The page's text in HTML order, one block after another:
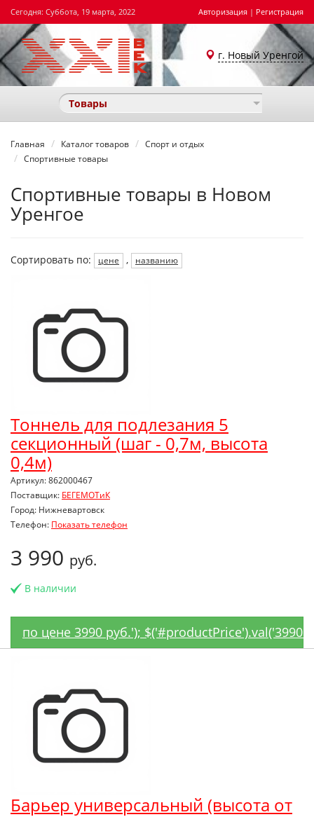
Сегодня: Суббота, 19 марта, 2022 Авторизация | Регистрация
г. Новый Уренгой
Товары
Главная Каталог товаров
Спорт и отдых
Спортивные товары
Спортивные товары в Новом
Уренгое
Сортировать по: цене , названию
Тоннель для подлезания 5
секционный (шаг - 0,7м, высота
0,4м)
Артикул: 862000467
Поставщик: БЕГЕМОТиК
Город: Нижневартовск
Телефон: Показать телефон
3 990 руб.
В наличии
по цене 3990 руб.');
Барьер универсальный (высота от